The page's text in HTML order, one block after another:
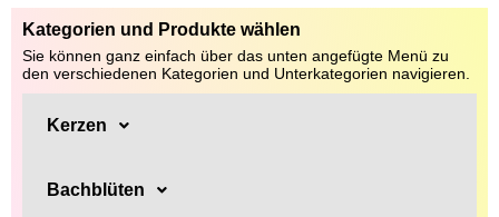
Kategorien und Produkte wählen
Sie können ganz einfach über das unten angefügte Menü zu
den verschiedenen Kategorien und Unterkategorien navigieren.
Kerzen
Bachblüten